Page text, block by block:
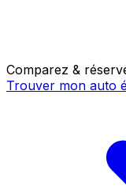
Comparez &
Trouver mon auto